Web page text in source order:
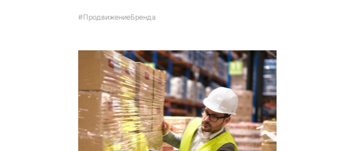
#ПродвижениеБренда